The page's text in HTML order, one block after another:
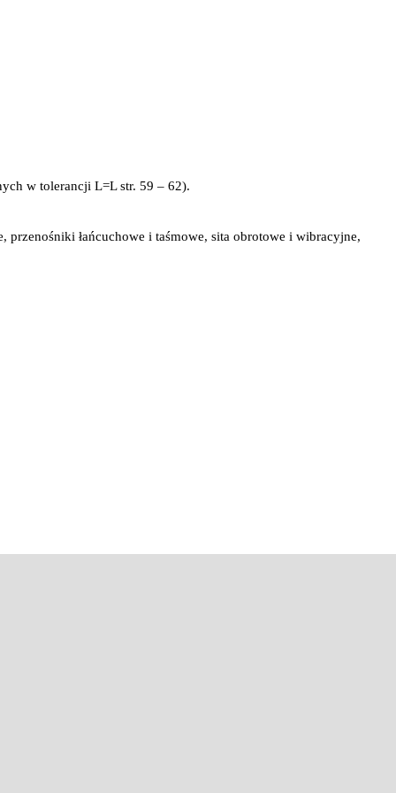
w tolerancji L=L str. 59 – 62).
przenośniki łańcuchowe i taśmowe, sita obrotowe i wibracyjne,